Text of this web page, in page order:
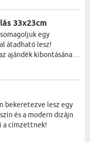
33x23cm
egy
átadható lesz!
ajándék kibontásának
bekeretezve lesz egy
és a modern dizájn
a címzettnek!